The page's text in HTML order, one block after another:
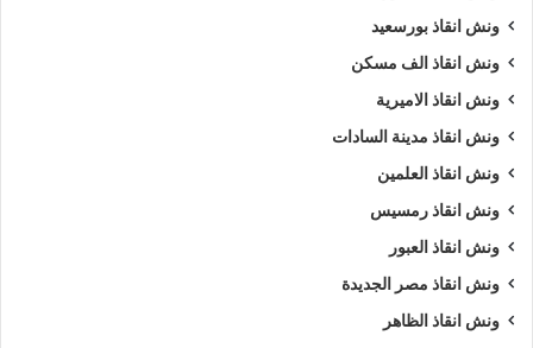
ونش انقاذ بورسعيد
ونش انقاذ الف مسكن
ونش انقاذ الاميرية
ونش انقاذ مدينة السادات
ونش انقاذ العلمين
ونش انقاذ رمسيس
ونش انقاذ العبور
ونش انقاذ مصر الجديدة
ونش انقاذ الظاهر